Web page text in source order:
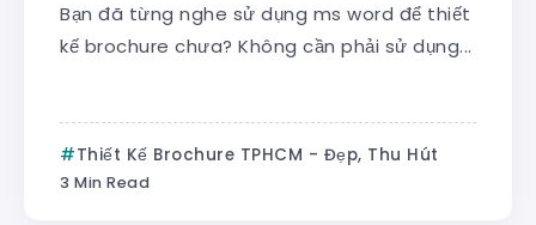
Bạn đã từng nghe sử dụng ms word để thiết
kế brochure chưa? Không cần phải sử dụng...
Thiết Kế Brochure TPHCM - Đẹp, Thu Hút
3 Min Read